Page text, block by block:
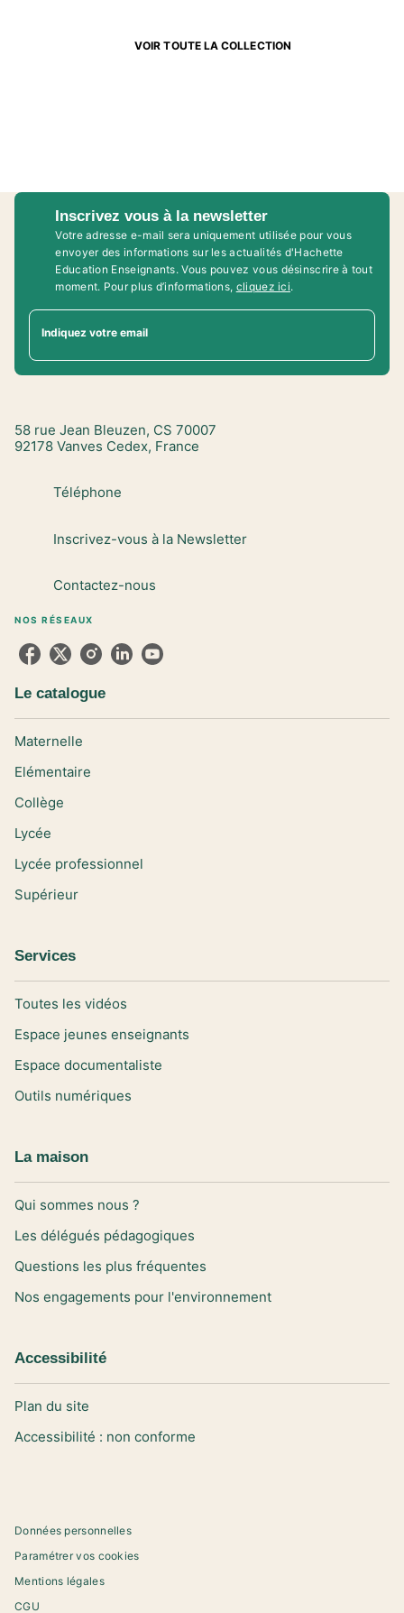
VOIR TOUTE LA COLLECTION
Inscrivez vous à la newsletter
Votre adresse e-mail sera uniquement utilisée pour vous
envoyer des informations sur les actualités d'Hachette
Education Enseignants. Vous pouvez vous désinscrire à tout
moment. Pour plus d’informations, cliquez ici.
Indiquez votre email
58 rue Jean Bleuzen, CS 70007
92178 Vanves Cedex, France
Téléphone
Inscrivez-vous à la Newsletter
Contactez-nous
NOS RÉSEAUX
Le catalogue
Maternelle
Elémentaire
Collège
Lycée
Lycée professionnel
Supérieur
Services
Toutes les vidéos
Espace jeunes enseignants
Espace documentaliste
Outils numériques
La maison
Qui sommes nous ?
Les délégués pédagogiques
Questions les plus fréquentes
Nos engagements pour l'environnement
Accessibilité
Plan du site
Accessibilité : non conforme
Données personnelles
Paramétrer vos cookies
Mentions légales
CGU